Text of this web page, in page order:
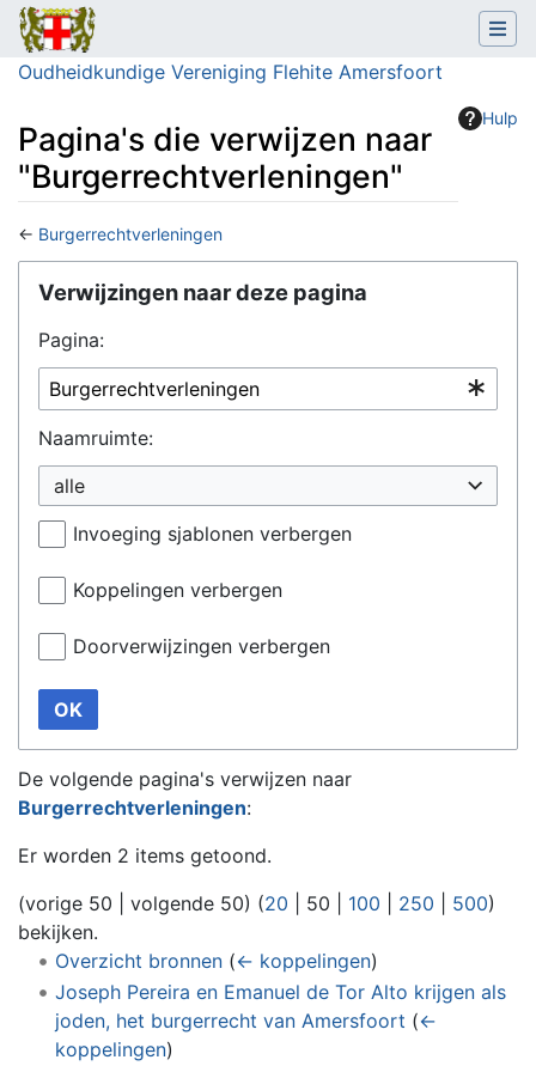
Oudheidkundige Vereniging Flehite Amersfoort
Hulp
Pagina's die verwijzen naar
"Burgerrechtverleningen"
← Burgerrechtverleningen
Ga naar:navigatie,zoeken
Verwijzingen naar deze pagina
Pagina:
Naamruimte:
alle
Invoeging sjablonen verbergen
Koppelingen verbergen
Doorverwijzingen verbergen
OK
De volgende pagina's verwijzen naar
Burgerrechtverleningen:
Er worden 2 items getoond.
(vorige 50 volgende 50) (20 50 100 250 500)
bekijken.
Overzicht bronnen (← koppelingen)
Joseph Pereira en Emanuel de Tor Alto krijgen als
joden, het burgerrecht van Amersfoort (←
koppelingen)